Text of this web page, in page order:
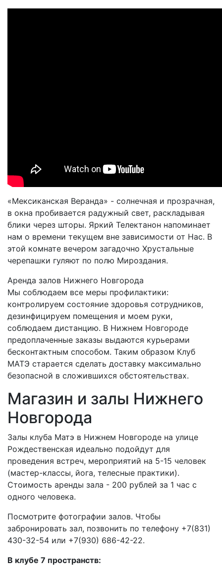
«Мексиканская Веранда» - солнечная и прозрачная,
в окна пробивается радужный свет, раскладывая
блики через шторы. Яркий Телектанон напоминает
нам о времени текущем вне зависимости от Нас. В
этой комнате вечером загадочно Хрустальные
черепашки гуляют по полю Мироздания.
Аренда залов Нижнего Новгорода
Мы соблюдаем все меры профилактики:
контролируем состояние здоровья сотрудников,
дезинфицируем помещения и моем руки,
соблюдаем дистанцию. В Нижнем Новгороде
предоплаченные заказы выдаются курьерами
бесконтактным способом. Таким образом Клуб
МАТЭ старается сделать доставку максимально
безопасной в сложившихся обстоятельствах.
Магазин и залы Нижнего
Новгорода
Залы клуба Матэ в Нижнем Новгороде на улице
Рождественская идеально подойдут для
проведения встреч, мероприятий на 5-15 человек
(мастер-классы, йога, телесные практики).
Стоимость аренды зала - 200 рублей за 1 час с
одного человека.
Посмотрите фотографии залов. Чтобы
забронировать зал, позвонить по телефону +7(831)
430-32-54 или +7(930) 686-42-22.
В клубе 7 пространств: